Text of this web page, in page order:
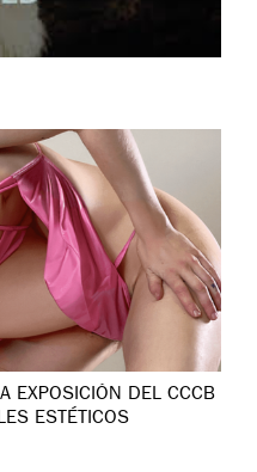
EXPOSICIÓN DEL CCCB
ESTÉTICOS